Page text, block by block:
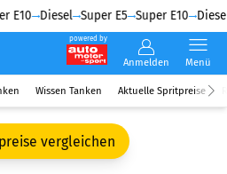
E10 Diesel Super E5 Super E10 Diesel
powered by
Anmelden Menü
Wissen Tanken Aktuelle Spritpreise
vergleichen